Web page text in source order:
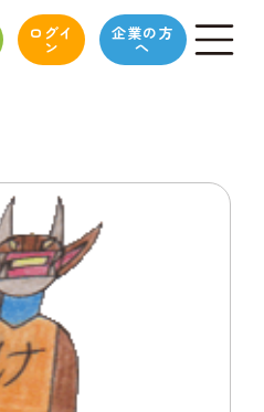
ログイ
ン
企業の方
へ